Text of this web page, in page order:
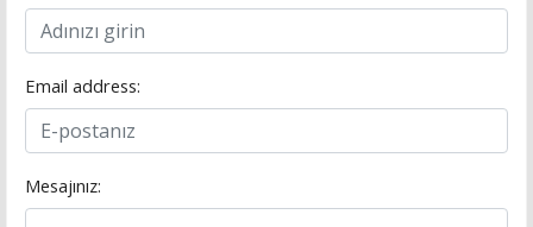
Email address:
Mesajınız: